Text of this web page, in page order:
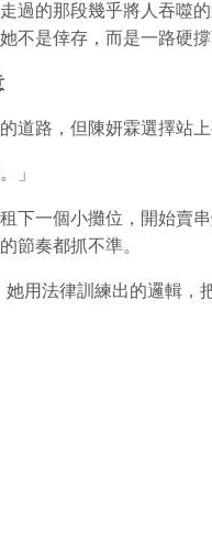
過的那段幾乎將人吞噬
不是倖存，而是一路硬撐
道路，但陳妍霖選擇站上
」
下一個小攤位，開始賣
節奏都抓不準。
用法律訓練出的邏輯，